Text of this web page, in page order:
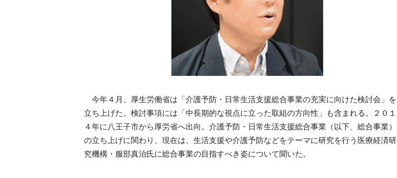
今年４月、厚生労働省は「介護予防・日常生活支援総合事業の充実に向けた検討会」を
立ち上げた。検討事項には「中長期的な視点に立った取組の方向性」も含まれる。２０１
４年に八王子市から厚労省へ出向。介護予防・日常生活支援総合事業（以下、総合事業）
の立ち上げに関わり、現在は、生活支援や介護予防などをテーマに研究を行う医療経済研
究機構・服部真治氏に総合事業の目指すべき姿について聞いた。